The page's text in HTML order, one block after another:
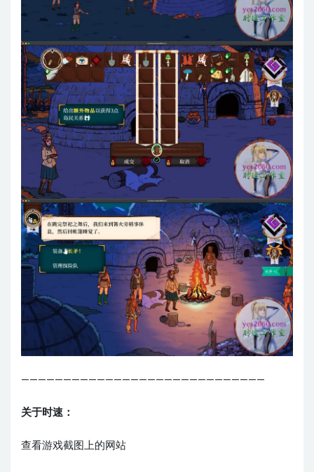
—————————————————————————————
关于时速：
查看游戏截图上的网站